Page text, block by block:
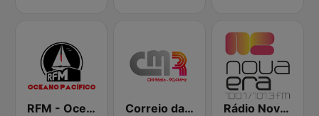
RFM - Oceano Pacífico Online Correio da Manhã Rádio Rádio Nova Era